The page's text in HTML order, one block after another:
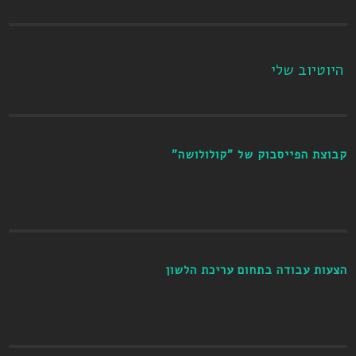
היוטיוב שלי
קבוצת הפייסבוק של "קולולושה"
הצעות עבודה בתחום עריכת הלשון